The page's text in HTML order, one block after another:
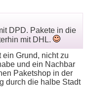
DPD. Pakete in die
mit DHL.
ein Grund, nicht zu
und ein Nachbar
Paketshop in der
durch die halbe Stadt